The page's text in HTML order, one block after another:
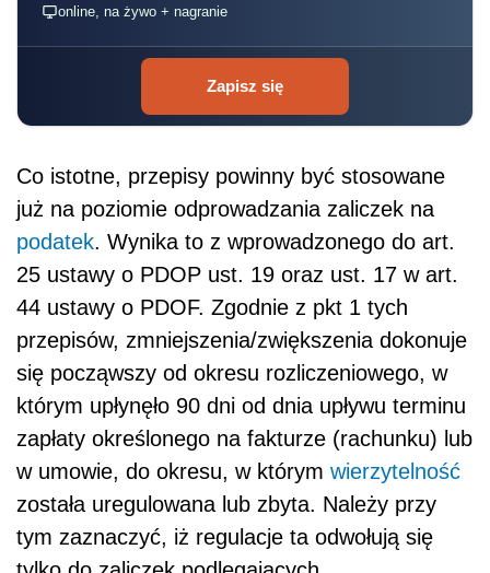
online, na żywo + nagranie
Zapisz się
Co istotne, przepisy powinny być stosowane
już na poziomie odprowadzania zaliczek na
podatek. Wynika to z wprowadzonego do art.
25 ustawy o PDOP ust. 19 oraz ust. 17 w art.
44 ustawy o PDOF. Zgodnie z pkt 1 tych
przepisów, zmniejszenia/zwiększenia dokonuje
się począwszy od okresu rozliczeniowego, w
którym upłynęło 90 dni od dnia upływu terminu
zapłaty określonego na fakturze (rachunku) lub
w umowie, do okresu, w którym wierzytelność
została uregulowana lub zbyta. Należy przy
tym zaznaczyć, iż regulacje ta odwołują się